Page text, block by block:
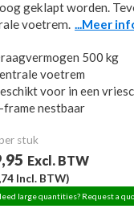
geklapt worden.
voetrem. ...Meer
500 kg
voetrem
voor in een
frame nestbaar
stuk
Excl. BTW
Incl. BTW)
large quantities? Request a